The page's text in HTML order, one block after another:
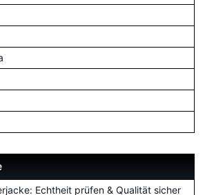
Echtheit prüfen & Qualität sicher